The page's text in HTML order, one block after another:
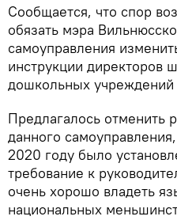
Сообщается, что спор
обязать мэра
самоуправления
инструкции директоров
дошкольных учреждений
Предлагалось отменить
данного
2020 году было
требование к
очень хорошо владеть
национальных